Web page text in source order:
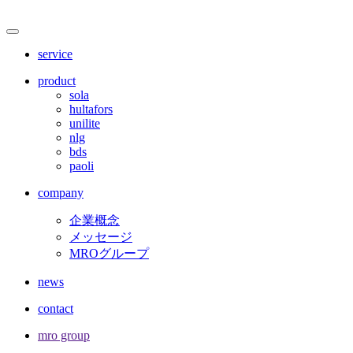
サ
メ
service
product
sola
hultafors
unilite
nlg
bds
paoli
company
企業概念
メッセージ
MROグループ
news
contact
mro group